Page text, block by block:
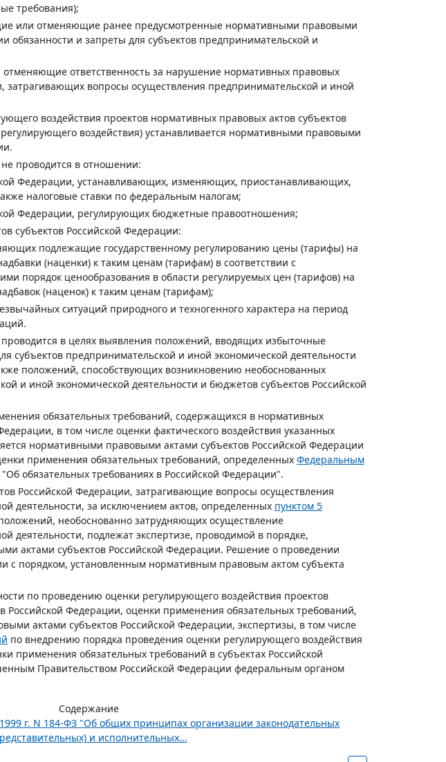
требования);
или отменяющие ранее предусмотренные нормативными правовыми
обязанности и запреты для субъектов предпринимательской и
ответственность за нарушение нормативных правовых
затрагивающих вопросы осуществления предпринимательской и иной
воздействия проектов нормативных правовых актов субъектов
воздействия) устанавливается нормативными правовыми
проводится в отношении:
Федерации, устанавливающих, изменяющих, приостанавливающих,
налоговые ставки по федеральным налогам;
Федерации, регулирующих бюджетные правоотношения;
субъектов Российской Федерации:
подлежащие государственному регулированию цены (тарифы) на
(наценки) к таким ценам (тарифам) в соответствии с
порядок ценообразования в области регулируемых цен (тарифов) на
(наценок) к таким ценам (тарифам);
ситуаций природного и техногенного характера на период
в целях выявления положений, вводящих избыточные
субъектов предпринимательской и иной экономической деятельности
положений, способствующих возникновению необоснованных
и иной экономической деятельности и бюджетов субъектов Российской
обязательных требований, содержащихся в нормативных
в том числе оценки фактического воздействия указанных
нормативными правовыми актами субъектов Российской Федерации
применения обязательных требований, определенных Федеральным
обязательных требованиях в Российской Федерации".
Российской Федерации, затрагивающие вопросы осуществления
деятельности, за исключением актов, определенных пунктом 5
необоснованно затрудняющих осуществление
деятельности, подлежат экспертизе, проводимой в порядке,
актами субъектов Российской Федерации. Решение о проведении
с порядком, установленным нормативным правовым актом субъекта
по проведению оценки регулирующего воздействия проектов
Российской Федерации, оценки применения обязательных требований,
актами субъектов Российской Федерации, экспертизы, в том числе
по внедрению порядка проведения оценки регулирующего воздействия
применения обязательных требований в субъектах Российской
Правительством Российской Федерации федеральным органом
Содержание
г. N 184-ФЗ "Об общих принципах организации законодательных
и исполнительных...